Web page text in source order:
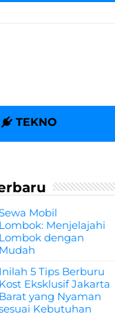
TEKNO
Mobil
Lombok: Menjelajahi
Lombok dengan
Mudah
Inilah 5 Tips Berburu
Kost Eksklusif Jakarta
Barat yang Nyaman
Kebutuhan